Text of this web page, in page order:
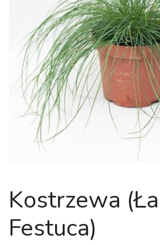
Kostrzewa
Festuca)